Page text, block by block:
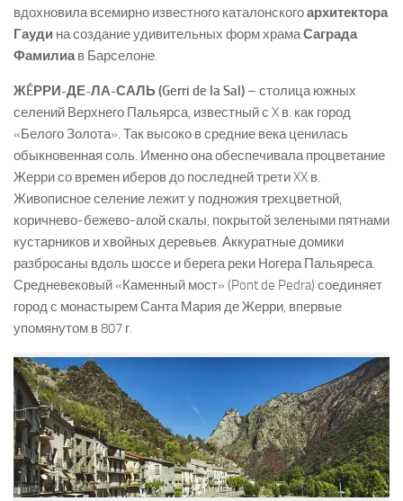
вдохновила всемирно известного каталонскогоархитектора
Гауди на создание удивительных форм храмаСаграда
Фамилиа в Барселоне.
ЖÉРРИ-ДЕ-ЛА-САЛЬ (Gerri de la Sal) – столица южных
селений Верхнего Пальярса, известный с X в. как город
«Белого Золота». Так высоко в средние века ценилась
обыкновенная соль. Именно она обеспечивала процветание
Жерри со времен иберов до последней трети XX в.
Живописное селение лежит у подножия трехцветной,
коричнево-бежево-алой скалы, покрытой зелеными пятнами
кустарников и хвойных деревьев. Аккуратные домики
разбросаны вдоль шоссе и берега реки Ногера Пальяреса.
Средневековый «Каменный мост» (Pont de Pedra) соединяет
город с монастырем Санта Мария де Жерри, впервые
упомянутом в 807 г.